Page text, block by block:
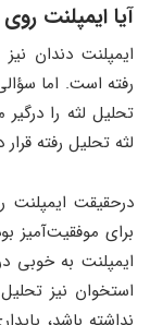
آیا ایمپلنت
ایمپلنت دندان
رفته است. اما
تحلیل لثه را
لثه تحلیل رفته قرار
درحقیقت ایمپلنت
برای موفقیت‌آمیز
ایمپلنت به خوبی
استخوان نیز